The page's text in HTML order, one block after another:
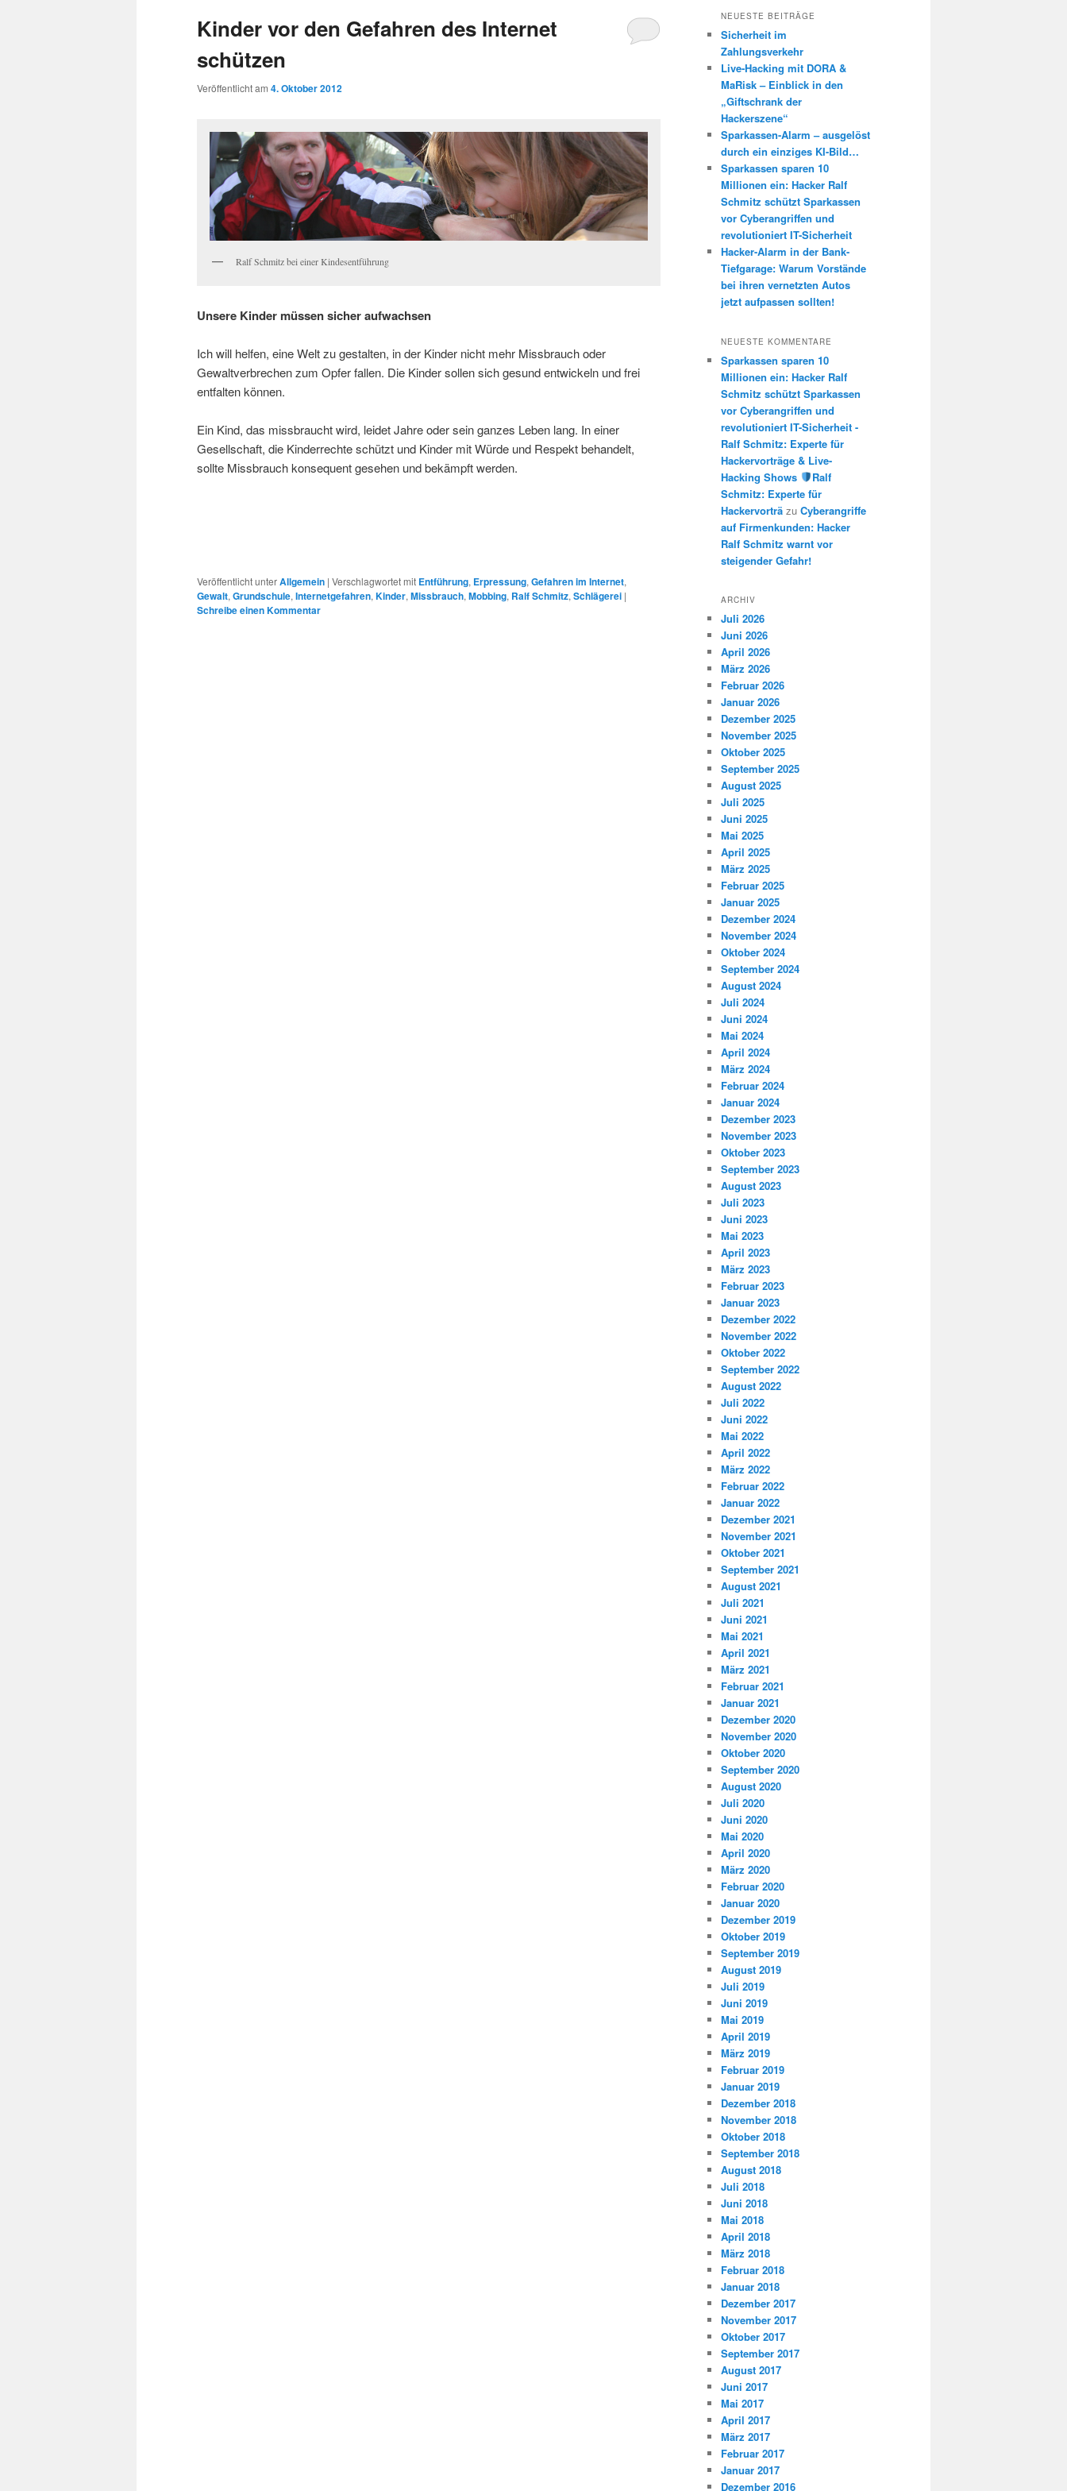
Kinder vor den Gefahren des Internet
schützen
Veröffentlicht am 4. Oktober 2012
Ralf Schmitz bei einer Kindesentführung
Unsere Kinder müssen sicher aufwachsen
Ich will helfen, eine Welt zu gestalten, in der Kinder nicht mehr Missbrauch oder
Gewaltverbrechen zum Opfer fallen. Die Kinder sollen sich gesund entwickeln und frei
entfalten können.
Ein Kind, das missbraucht wird, leidet Jahre oder sein ganzes Leben lang. In einer
Gesellschaft, die Kinderrechte schützt und Kinder mit Würde und Respekt behandelt,
sollte Missbrauch konsequent gesehen und bekämpft werden.
Veröffentlicht unterAllgemein | Verschlagwortet mit Entführung, Erpressung, Gefahren im Internet,
Gewalt, Grundschule, Internetgefahren, Kinder, Missbrauch, Mobbing, Ralf Schmitz, Schlägerei |
Schreibe einen Kommentar
h
n
NEUESTE BEITRÄGE
Sicherheit im
Zahlungsverkehr
Live-Hacking mit DORA &
MaRisk – Einblick in den
„Giftschrank der
Hackerszene“
Sparkassen-Alarm – ausgelöst
durch ein einziges KI-Bild…
Sparkassen sparen 10
Millionen ein: Hacker Ralf
Schmitz schützt Sparkassen
vor Cyberangriffen und
revolutioniert IT-Sicherheit
Hacker-Alarm in der Bank-
Tiefgarage: Warum Vorstände
bei ihren vernetzten Autos
jetzt aufpassen sollten!
NEUESTE KOMMENTARE
Sparkassen sparen 10
Millionen ein: Hacker Ralf
Schmitz schützt Sparkassen
vor Cyberangriffen und
revolutioniert IT-Sicherheit -
Ralf Schmitz: Experte für
Hackervorträge & Live-
Hacking Shows
Ralf
Schmitz: Experte für
Hackervorträ zu Cyberangriffe
auf Firmenkunden: Hacker
Ralf Schmitz warnt vor
steigender Gefahr!
ARCHIV
Juli 2026
Juni 2026
April 2026
März 2026
Februar 2026
Januar 2026
Dezember 2025
November 2025
Oktober 2025
September 2025
August 2025
Juli 2025
Juni 2025
Mai 2025
April 2025
März 2025
Februar 2025
Januar 2025
Dezember 2024
November 2024
Oktober 2024
September 2024
August 2024
Juli 2024
Juni 2024
Mai 2024
April 2024
März 2024
Februar 2024
Januar 2024
Dezember 2023
November 2023
Oktober 2023
September 2023
August 2023
Juli 2023
Juni 2023
Mai 2023
April 2023
März 2023
Februar 2023
Januar 2023
Dezember 2022
November 2022
Oktober 2022
September 2022
August 2022
Juli 2022
Juni 2022
Mai 2022
April 2022
März 2022
Februar 2022
Januar 2022
Dezember 2021
November 2021
Oktober 2021
September 2021
August 2021
Juli 2021
Juni 2021
Mai 2021
April 2021
März 2021
Februar 2021
Januar 2021
Dezember 2020
November 2020
Oktober 2020
September 2020
August 2020
Juli 2020
Juni 2020
Mai 2020
April 2020
März 2020
Februar 2020
Januar 2020
Dezember 2019
Oktober 2019
September 2019
August 2019
Juli 2019
Juni 2019
Mai 2019
April 2019
März 2019
Februar 2019
Januar 2019
Dezember 2018
November 2018
Oktober 2018
September 2018
August 2018
Juli 2018
Juni 2018
Mai 2018
April 2018
März 2018
Februar 2018
Januar 2018
Dezember 2017
November 2017
Oktober 2017
September 2017
August 2017
Juni 2017
Mai 2017
April 2017
März 2017
Februar 2017
Januar 2017
Dezember 2016